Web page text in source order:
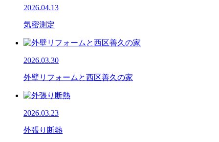
2026.04.13
気密測定
2026.03.30
外壁リフォームと西区善久の家
2026.03.23
外張り断熱